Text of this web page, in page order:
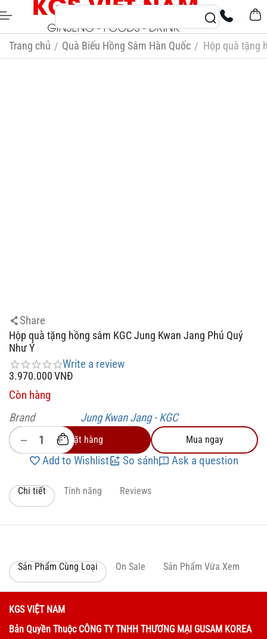
Trang chủ / Quà Biếu Hồng Sâm Hàn Quốc / Hộp quà tặng
Share
Hộp quà tặng hồng sâm KGC Jung Kwan Jang Phú Quý
Như Ý
Write a review
3.970.000VNĐ
Còn hàng
Brand
Jung Kwan Jang - KGC
+
− Đặt hàng Mua ngay
Add to Wishlist So sánh Ask a question
Chi tiết Tính năng Reviews
Sản Phẩm Cùng Loại On Sale Sản Phẩm Vừa Xem
KGS VIỆT NAM
Bản Quyền Thuộc CÔNG TY TNHH THƯƠNG MẠI GUSAM KOREA